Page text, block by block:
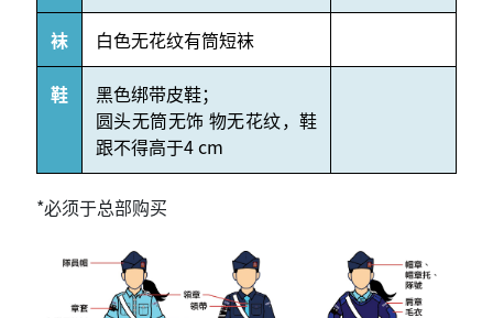
袜 白色无花纹有筒短袜
鞋
黑色绑带皮鞋；
圆头无筒无饰 物无花纹，鞋
跟不得高于4 cm
*必须于总部购买